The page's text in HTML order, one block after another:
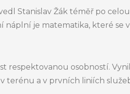
Stanislav Žák téměř po
náplní je matematika, které se
respektovanou osobností.
terénu a v prvních liniích